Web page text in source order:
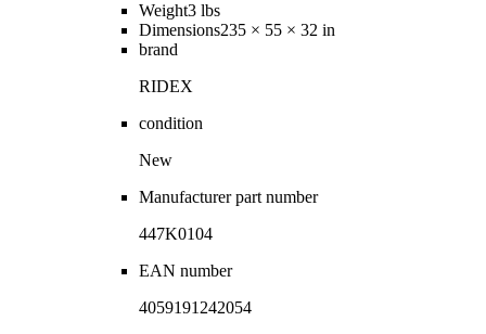
Weight3 lbs
Dimensions235 × 55 × 32 in
brand
RIDEX
condition
New
Manufacturer part number
447K0104
EAN number
4059191242054